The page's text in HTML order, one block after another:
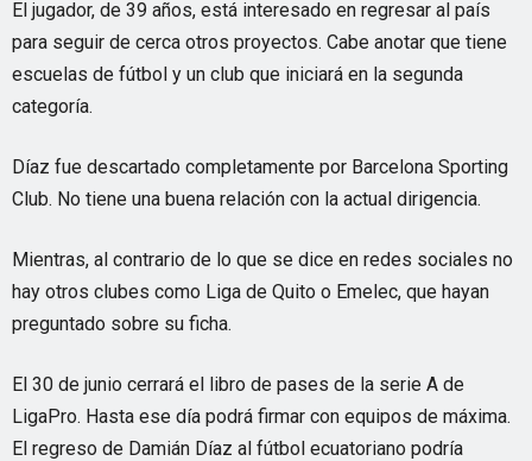
El jugador, de 39 años, está interesado en regresar al país
para seguir de cerca otros proyectos. Cabe anotar que tiene
escuelas de fútbol y un club que iniciará en la segunda
categoría.
Díaz fue descartado completamente por Barcelona Sporting
Club. No tiene una buena relación con la actual dirigencia.
Mientras, al contrario de lo que se dice en redes sociales no
hay otros clubes como Liga de Quito o Emelec, que hayan
preguntado sobre su ficha.
El 30 de junio cerrará el libro de pases de la serie A de
LigaPro. Hasta ese día podrá firmar con equipos de máxima.
El regreso de Damián Díaz al fútbol ecuatoriano podría